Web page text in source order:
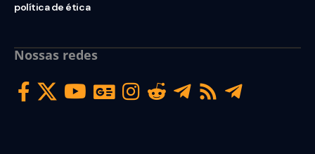
política de ética
Nossas redes